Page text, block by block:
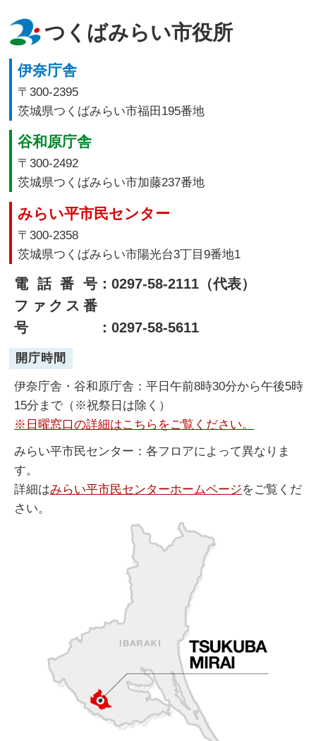
つくばみらい市役所
伊奈庁舎
〒300-2395
茨城県つくばみらい市福田195番地
谷和原庁舎
〒300-2492
茨城県つくばみらい市加藤237番地
みらい平市民センター
〒300-2358
茨城県つくばみらい市陽光台3丁目9番地1
電話番号：0297-58-2111（代表）
ファクス番
号
：0297-58-5611
開庁時間
伊奈庁舎・谷和原庁舎：平日午前8時30分から午後5時
15分まで（※祝祭日は除く）
※日曜窓口の詳細はこちらをご覧ください。
みらい平市民センター：各フロアによって異なりま
す。
詳細はみらい平市民センターホームページをご覧くだ
さい。